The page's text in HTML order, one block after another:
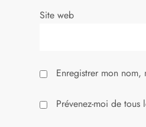
Site web
Enregistrer mon
Prévenez-moi de tous